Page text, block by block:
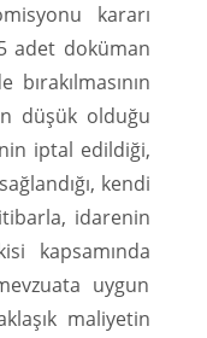
kararı
adet doküman
düşük olduğu
iptal edildiği,
kendi
idarenin
kapsamında
uygun
maliyetin